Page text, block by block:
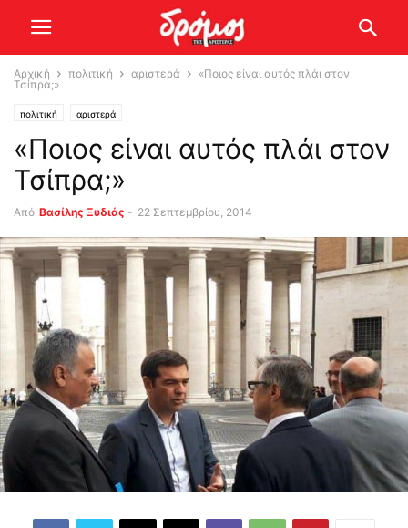
Αρχική πολιτική αριστερά
«Ποιος είναι αυτός πλάι στον
Τσίπρα;»
πολιτική αριστερά
«Ποιος είναι αυτός πλάι στον
Τσίπρα;»
Από Βασίλης Ξυδιάς - 22 Σεπτεμβρίου, 2014